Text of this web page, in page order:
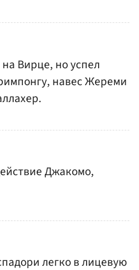
Вирце, но успел
навес Жереми
Джакомо,
легко в лицевую